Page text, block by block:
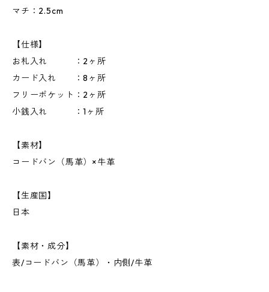
マチ：2.5cm
【仕様】
お札入れ ：2ヶ所
カード入れ ：8ヶ所
フリーポケット：2ヶ所
小銭入れ ：1ヶ所
【素材】
コードバン（馬革）×牛革
【生産国】
日本
【素材・成分】
表/コードバン（馬革）・内側/牛革